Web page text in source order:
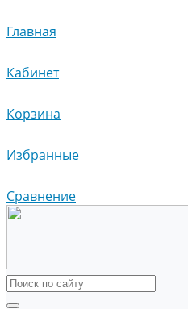
Главная
Кабинет
Корзина
Избранные
Сравнение